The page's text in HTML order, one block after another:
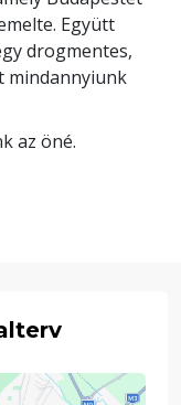
Együtt
drogmentes,
mindannyiunk
az öné.